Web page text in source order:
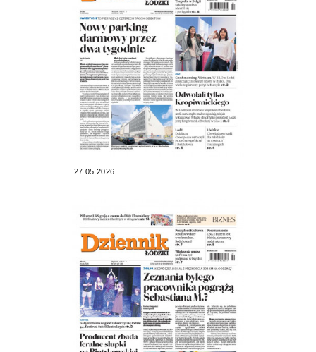
27.05.2026